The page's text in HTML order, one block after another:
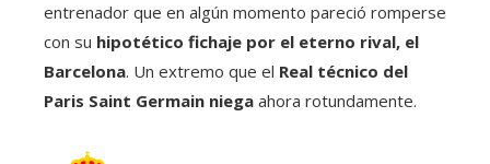
entrenador que en algún momento pareció romperse
con su hipotético fichaje por el eterno rival, el
Barcelona. Un extremo que el Real técnico del
Paris Saint Germain niega ahora rotundamente.